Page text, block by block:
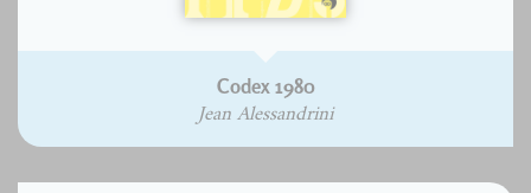
Codex 1980
Jean Alessandrini